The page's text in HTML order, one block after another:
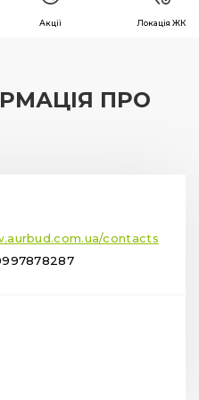
Акції Локація ЖК
ПРО
contacts